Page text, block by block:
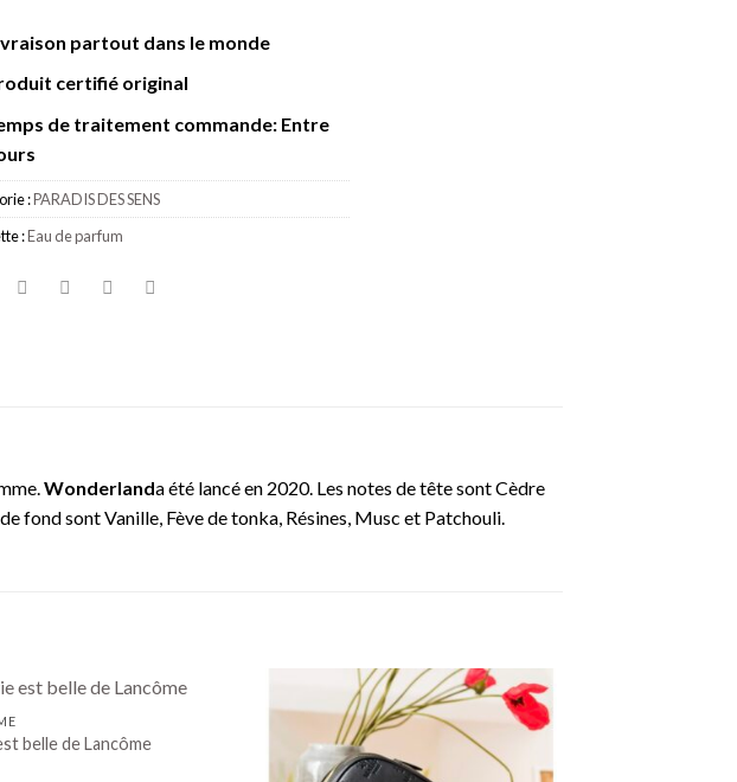
partout dans le monde
certifié original
de traitement commande: Entre
:PARADIS DES SENS
:Eau de parfum
Wonderlanda été lancé en 2020. Les notes de tête sont Cèdre
fond sont Vanille, Fève de tonka, Résines, Musc et Patchouli
belle de Lancôme